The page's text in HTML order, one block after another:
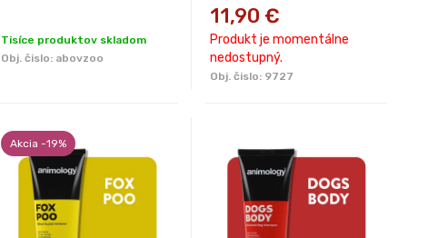
Tisíce produktov skladom
Obj. čislo: abovzoo
11,90 €
Produkt je momentálne
nedostupný.
Obj. čislo: 9727
Akcia -19%